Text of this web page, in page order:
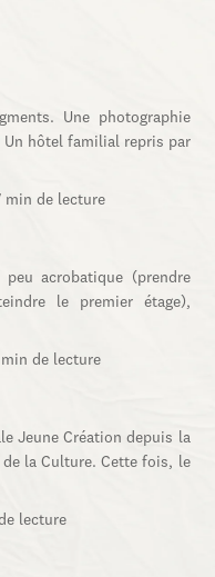
Une photographie
hôtel familial repris par
min de lecture
acrobatique (prendre
le premier étage),
de lecture
Jeune Création depuis la
de la Culture. Cette fois, le
lecture